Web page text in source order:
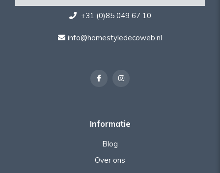
+31 (0)85 049 67 10
info@homestyledecoweb.nl
Informatie
Blog
Over ons